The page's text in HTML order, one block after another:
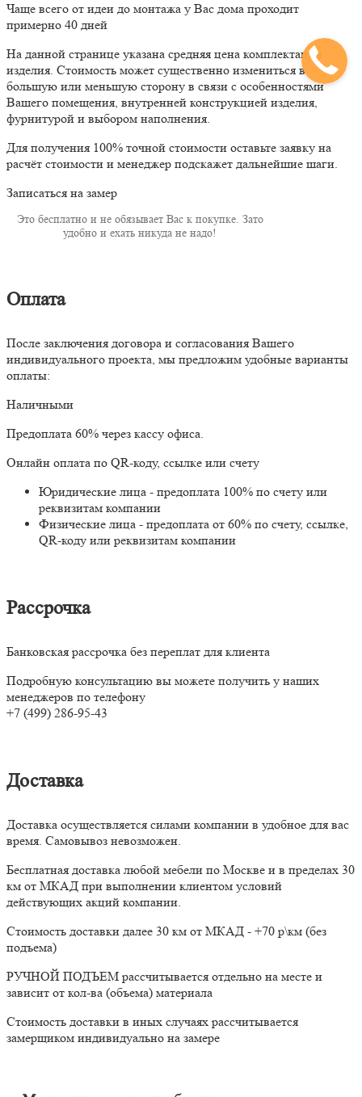
Чаще всего от идеи до монтажа у Вас дома проходит
примерно 40 дней
На данной странице указана средняя цена комплектации
изделия. Стоимость может существенно измениться в
большую или меньшую сторону в связи с особенностями
Вашего помещения, внутренней конструкцией изделия,
фурнитурой и выбором наполнения.
Для получения 100% точной стоимости оставьте заявку на
расчёт стоимости и менеджер подскажет дальнейшие шаги.
Записаться на замер
Это бесплатно и не обязывает Вас к покупке. Зато
удобно и ехать никуда не надо!
Оплата
После заключения договора и согласования Вашего
индивидуального проекта, мы предложим удобные варианты
оплаты:
Наличными
Предоплата 60% через кассу офиса.
Онлайн оплата по QR-коду, ссылке или счету
Юридические лица - предоплата 100% по счету или
реквизитам компании
Физические лица - предоплата от 60% по счету, ссылке,
QR-коду или реквизитам компании
Рассрочка
Банковская рассрочка без переплат для клиента
Подробную консультацию вы можете получить у наших
менеджеров по телефону
+7 (499) 286-95-43
Доставка
Доставка осуществляется силами компании в удобное для вас
время. Самовывоз невозможен.
Бесплатная доставка любой мебели по Москве и в пределах 30
км от МКАД при выполнении клиентом условий
действующих акций компании.
Стоимость доставки далее 30 км от МКАД - +70 р\км (без
подъема)
РУЧНОЙ ПОДЪЕМ рассчитывается отдельно на месте и
зависит от кол-ва (объема) материала
Стоимость доставки в иных случаях рассчитывается
замерщиком индивидуально на замере